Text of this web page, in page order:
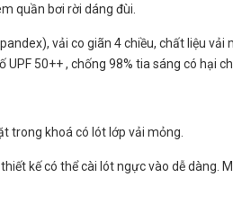
quần bơi rời dáng đùi.
vải co giãn 4 chiều, chất liệu vải
UPF 50++ , chống 98% tia sáng có hại
trong khoá có lót lớp vải mỏng.
kế có thể cài lót ngực vào dễ dàng.